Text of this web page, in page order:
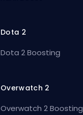
Dota 2
Dota 2 Boosting
Overwatch 2
Overwatch 2 Boosting